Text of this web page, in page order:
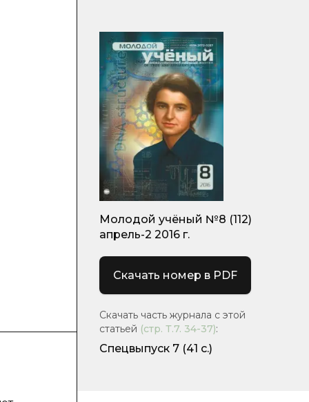
Молодой учёный №8 (112)
апрель-2 2016 г.
Скачать номер в PDF
Скачать часть журнала с этой
статьей (стр. Т.7. 34-37):
Спецвыпуск 7 (41 с.)